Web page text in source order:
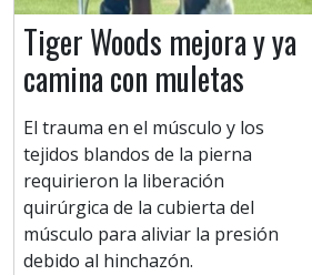
Tiger Woods mejora y ya
camina con muletas
El trauma en el músculo y los
tejidos blandos de la pierna
requirieron la liberación
quirúrgica de la cubierta del
músculo para aliviar la presión
debido al hinchazón.